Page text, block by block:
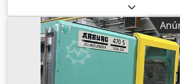
rotativa na metade móvel do molde está
Distância entre colunas: 420mm, força
1000kN, força de abertura: 250kN, curso
500mm, altura mínima de instalação do
dimensões da placa X/Y: 570mm/570mm,
molde: 600kg, curso do ejetor: 175mm.
350, diâmetro do fuso: 35mm/40mm/